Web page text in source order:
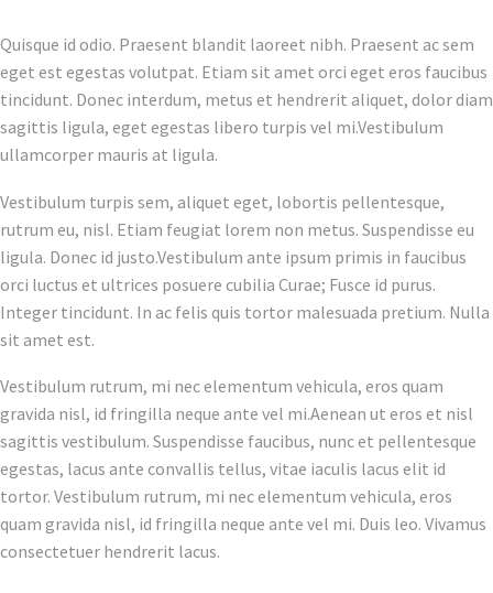
Quisque id odio. Praesent blandit laoreet nibh. Praesent ac sem
eget est egestas volutpat. Etiam sit amet orci eget eros faucibus
tincidunt. Donec interdum, metus et hendrerit aliquet, dolor diam
sagittis ligula, eget egestas libero turpis vel mi.Vestibulum
ullamcorper mauris at ligula.
Vestibulum turpis sem, aliquet eget, lobortis pellentesque,
rutrum eu, nisl. Etiam feugiat lorem non metus. Suspendisse eu
ligula. Donec id justo.Vestibulum ante ipsum primis in faucibus
orci luctus et ultrices posuere cubilia Curae; Fusce id purus.
Integer tincidunt. In ac felis quis tortor malesuada pretium. Nulla
sit amet est.
Vestibulum rutrum, mi nec elementum vehicula, eros quam
gravida nisl, id fringilla neque ante vel mi.Aenean ut eros et nisl
sagittis vestibulum. Suspendisse faucibus, nunc et pellentesque
egestas, lacus ante convallis tellus, vitae iaculis lacus elit id
tortor. Vestibulum rutrum, mi nec elementum vehicula, eros
quam gravida nisl, id fringilla neque ante vel mi. Duis leo. Vivamus
consectetuer hendrerit lacus.